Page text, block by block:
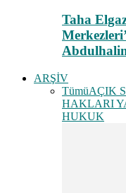
Taha
ARŞİV
TümüAÇIK
HAKLARI
HUKUK